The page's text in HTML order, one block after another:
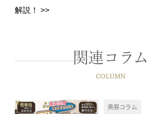
解説！ >>
関連コラム
COLUMN
美容コラム